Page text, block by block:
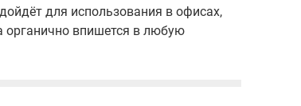
для использования в офисах,
органично впишется в любую